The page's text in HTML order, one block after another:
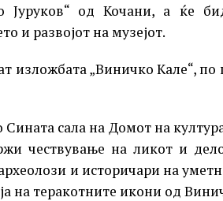
од Кочани, а ќе
и развојот на музејот.
изложбата „Виничко Кале“, по
сала на Домот на
чествување на ликот и
и историчари на
на теракотните икони од